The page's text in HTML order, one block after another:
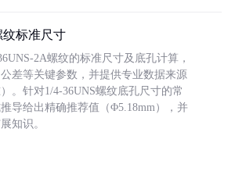
纹标准尺寸
2A螺纹的标准尺寸及底孔计算，
差等关键参数，并提供专业数据来源
）。针对1/4-36UNS螺纹底孔尺寸的常
导给出精确推荐值（Φ5.18mm），并
知识。